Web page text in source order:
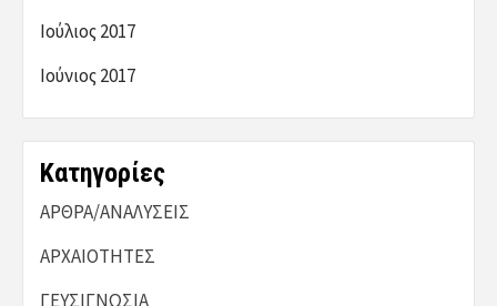
Ιούλιος 2017
Ιούνιος 2017
Kατηγορίες
ΑΡΘΡΑ/ΑΝΑΛΥΣΕΙΣ
ΑΡΧΑΙΟΤΗΤΕΣ
ΓΕΥΣΙΓΝΩΣΙΑ